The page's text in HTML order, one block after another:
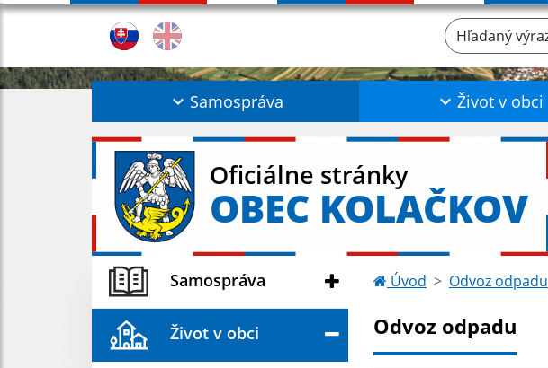
Hľadaný výraz...
Samospráva Život v obci
Oficiálne stránky
OBEC KOLAČKOV
Samospráva
Život v obci
Úvod Odvoz odpadu
Odvoz odpadu